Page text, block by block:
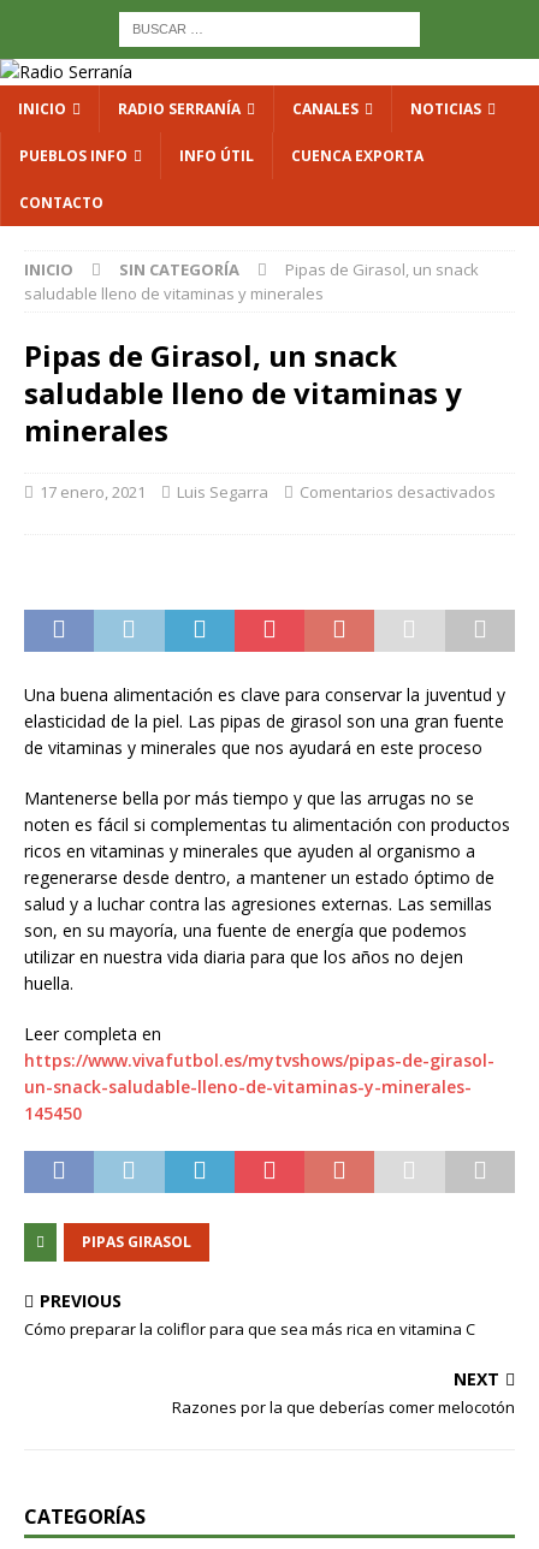
INICIO RADIO SERRANÍA CANALES NOTICIAS
PUEBLOS INFO INFO ÚTIL CUENCA EXPORTA
CONTACTO
INICIO SIN CATEGORÍA
Pipas de Girasol, un snack
saludable lleno de vitaminas y minerales
Pipas de Girasol, un snack
saludable lleno de vitaminas y
minerales
17 enero, 2021 Luis Segarra Comentarios desactivados
Una buena alimentación es clave para conservar la juventud y
elasticidad de la piel. Las pipas de girasol son una gran fuente
de vitaminas y minerales que nos ayudará en este proceso
Mantenerse bella por más tiempo y que las arrugas no se
noten es fácil si complementas tu alimentación con productos
ricos en vitaminas y minerales que ayuden al organismo a
regenerarse desde dentro, a mantener un estado óptimo de
salud y a luchar contra las agresiones externas. Las semillas
son, en su mayoría, una fuente de energía que podemos
utilizar en nuestra vida diaria para que los años no dejen
huella.
Leer completa en
https://www.vivafutbol.es/mytvshows/pipas-de-girasol-
un-snack-saludable-lleno-de-vitaminas-y-minerales-
145450
PIPAS GIRASOL
PREVIOUS
Cómo preparar la coliflor para que sea más rica en vitamina C
NEXT
Razones por la que deberías comer melocotón
CATEGORÍAS